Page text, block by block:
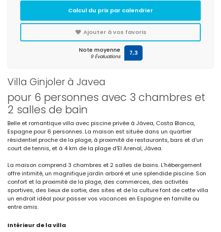
Villa Ginjoler à Javea
pour 6 personnes avec 3 chambres et
2 salles de bain
Belle et romantique villa avec piscine privée à Jávea, Costa Blanca,
Espagne pour 6 personnes. La maison est située dans un quartier
résidentiel proche de la plage, à proximité de restaurants, bars et d'un
court de tennis, et à 4 km de la plage d'El Arenal, Jávea.
La maison comprend 3 chambres et 2 salles de bains. L'hébergement
offre intimité, un magnifique jardin arboré et une splendide piscine. Son
confort et la proximité de la plage, des commerces, des activités
sportives, des lieux de sortie, des sites et de la culture font de cette villa
un endroit idéal pour passer vos vacances en Espagne en famille ou
entre amis.
Intérieur de la villa
Calcul du prix par calendrier
Ajouter à vos favoris
Note moyenne
9 Évaluations 7,3